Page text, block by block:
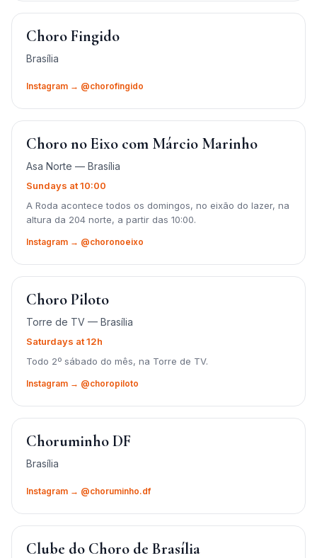
Choro Fingido
Brasília
Instagram → @chorofingido
Choro no Eixo com Márcio Marinho
Asa Norte — Brasília
Sundays at 10:00
A Roda acontece todos os domingos, no eixão do lazer, na
altura da 204 norte, a partir das 10:00.
Instagram → @choronoeixo
Choro Piloto
Torre de TV — Brasília
Saturdays at 12h
Todo 2º sábado do mês, na Torre de TV.
Instagram → @choropiloto
Choruminho DF
Brasília
Instagram → @choruminho.df
Clube do Choro de Brasília